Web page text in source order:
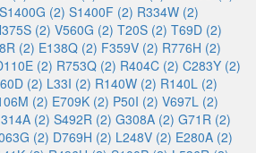
S1400G (2) S1400F (2) R334W (2)
(2) V560G (2) T20S (2) T69D (2)
(2) E138Q (2) F359V (2) R776H (2)
(2) R753Q (2) R404C (2) C283Y (2)
(2) L33I (2) R140W (2) R140L (2)
(2) E709K (2) P50I (2) V697L (2)
(2) S492R (2) G308A (2) G71R (2)
(2) D769H (2) L248V (2) E280A (2)